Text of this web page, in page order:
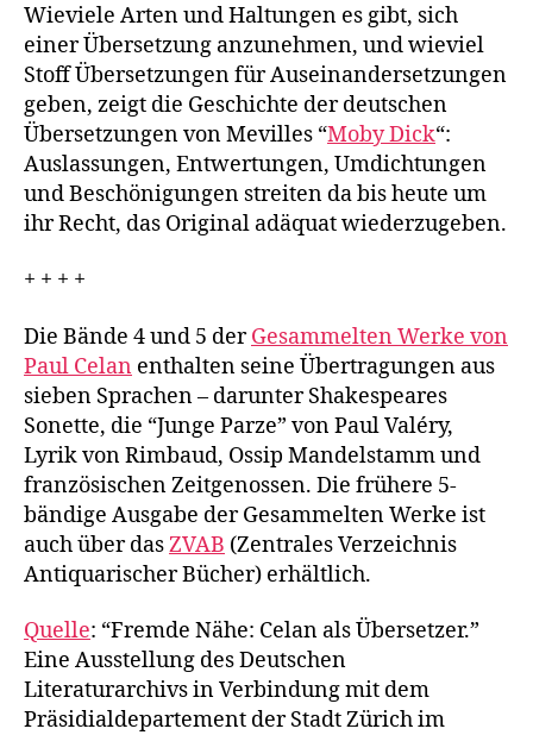
Wieviele Arten und Haltungen es gibt, sich
einer Übersetzung anzunehmen, und wieviel
Stoff Übersetzungen für Auseinandersetzungen
geben, zeigt die Geschichte der deutschen
Übersetzungen von Mevilles “Moby Dick“:
Auslassungen, Entwertungen, Umdichtungen
und Beschönigungen streiten da bis heute um
ihr Recht, das Original adäquat wiederzugeben.
+ + + +
Die Bände 4 und 5 derGesammelten Werke von
Paul Celan enthalten seine Übertragungen aus
sieben Sprachen – darunter Shakespeares
Sonette, die “Junge Parze” von Paul Valéry,
Lyrik von Rimbaud, Ossip Mandelstamm und
französischen Zeitgenossen. Die frühere 5-
bändige Ausgabe der Gesammelten Werke ist
auch über dasZVAB (Zentrales Verzeichnis
Antiquarischer Bücher) erhältlich.
Quelle: “Fremde Nähe: Celan als Übersetzer.”
Eine Ausstellung des Deutschen
Literaturarchivs in Verbindung mit dem
Präsidialdepartement der Stadt Zürich im